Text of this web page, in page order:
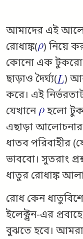
আমাদের এই
রোধাঙ্ক( ) নিয়ে
কোনো এক টুকরো
ছাড়াও দৈর্ঘ্য( )
করে। এই
যেখানে
হলো
এছাড়া
ধাতব পরিবাহীর
ভাববো। সুতরাং
ধাতুর রোধাঙ্ক
রোধ কেন
ইলেক্ট্রন-এর
বুঝতে হবে। আমরা